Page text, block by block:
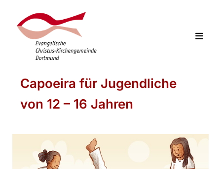
Capoeira für Jugendliche
von 12 – 16 Jahren